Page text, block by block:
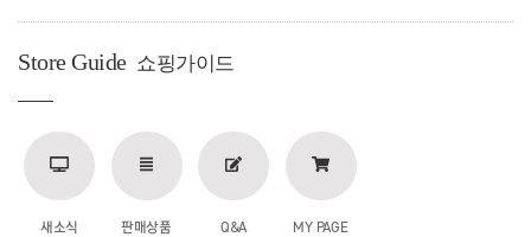
Store Guide 쇼핑가이드
새소식 판매상품 Q&A MY PAGE